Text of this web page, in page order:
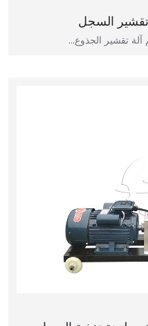
تقشير السجل
تقشير الجذوع...